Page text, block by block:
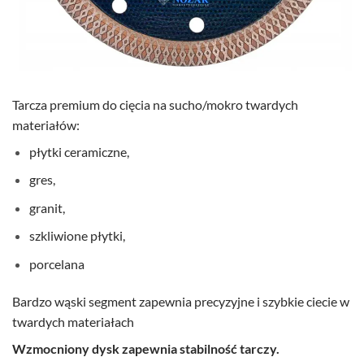
Tarcza premium do cięcia na sucho/mokro twardych
materiałów:
płytki ceramiczne,
gres,
granit,
szkliwione płytki,
porcelana
Bardzo wąski segment zapewnia precyzyjne i szybkie ciecie w
twardych materiałach
Wzmocniony dysk zapewnia stabilność tarczy.